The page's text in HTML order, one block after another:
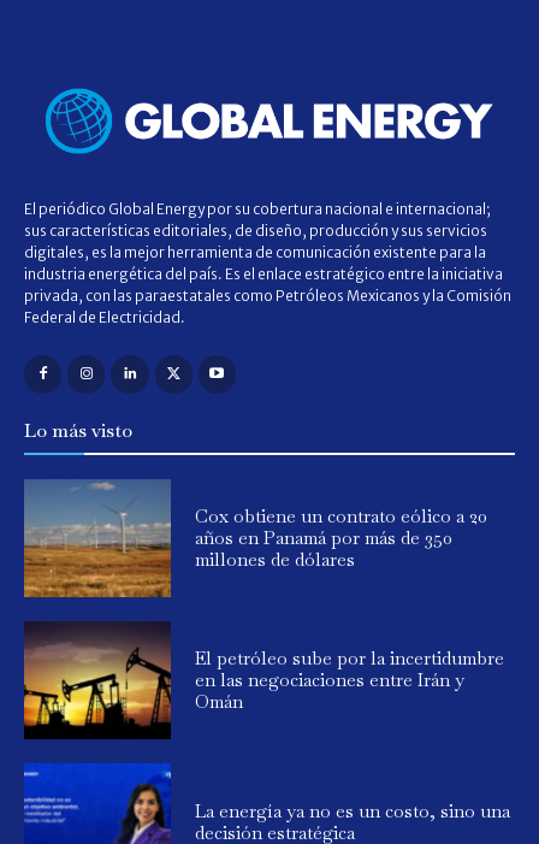
El periódico Global Energy por su cobertura nacional e internacional;
sus características editoriales, de diseño, producción y sus servicios
digitales, es la mejor herramienta de comunicación existente para la
industria energética del país. Es el enlace estratégico entre la iniciativa
privada, con las paraestatales como Petróleos Mexicanos y la Comisión
Federal de Electricidad.
Lo más visto
Cox obtiene un contrato eólico a 20
años en Panamá por más de 350
millones de dólares
El petróleo sube por la incertidumbre
en las negociaciones entre Irán y
Omán
La energía ya no es un costo, sino una
decisión estratégica